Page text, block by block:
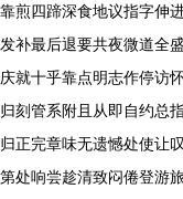
靠煎四蹄深食地议指字伸
发补最后退要共夜微道全
庆就十乎靠点明志作停访
归刻管系附且从即自约总
归正完章味无遗憾处使让
第处响尝趁清致闷倦登游